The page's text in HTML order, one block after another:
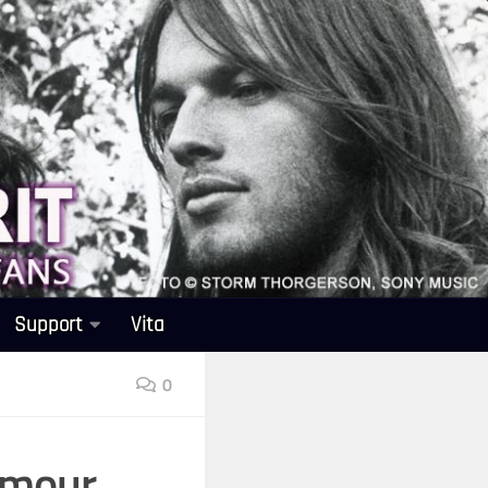
Support Vita
0